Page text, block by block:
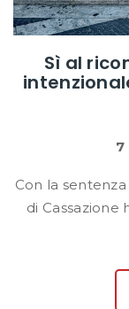
Sì al
7
Con la
di Cassazione